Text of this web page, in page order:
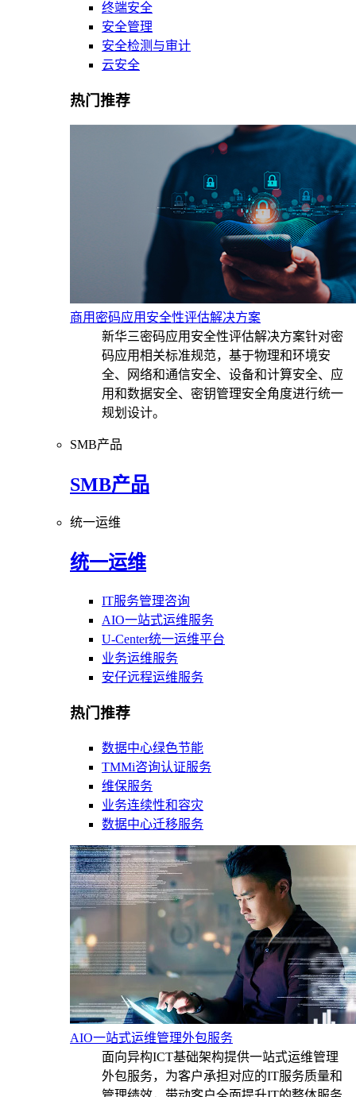
终端安全
安全管理
安全检测与审计
云安全
热门推荐
商用密码应用安全性评估解决方案
新华三密码应用安全性评估解决方案针对密
码应用相关标准规范，基于物理和环境安
全、网络和通信安全、设备和计算安全、应
用和数据安全、密钥管理安全角度进行统一
规划设计。
SMB产品
SMB产品
统一运维
统一运维
IT服务管理咨询
AIO一站式运维服务
U-Center统一运维平台
业务运维服务
安仔远程运维服务
热门推荐
数据中心绿色节能
TMMi咨询认证服务
维保服务
业务连续性和容灾
数据中心迁移服务
AIO一站式运维管理外包服务
面向异构ICT基础架构提供一站式运维管理
外包服务，为客户承担对应的IT服务质量和